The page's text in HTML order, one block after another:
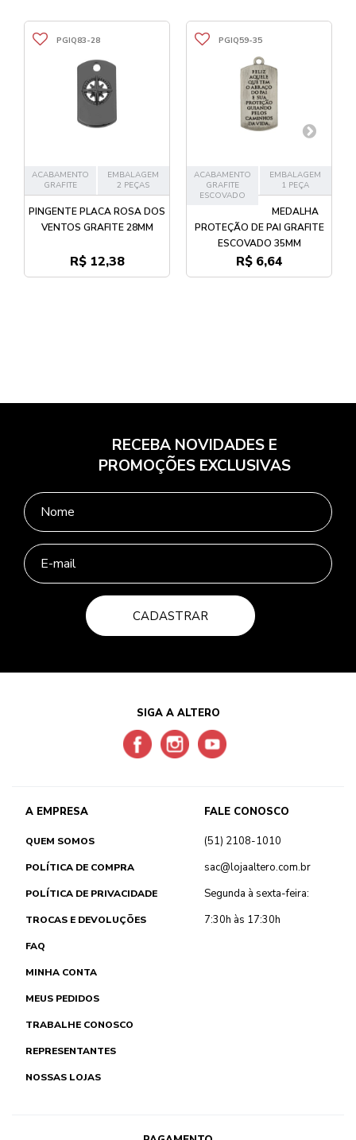
PGIQ83-28
ACABAMENTO
GRAFITE
EMBALAGEM
2 PEÇAS
PINGENTE PLACA ROSA DOS
VENTOS GRAFITE 28MM
R$ 12,38
PGIQ59-35
ACABAMENTO
GRAFITE
ESCOVADO
EMBALAGEM
1 PEÇA
MEDALHA
PROTEÇÃO DE PAI GRAFITE
ESCOVADO 35MM
R$ 6,64
RECEBA NOVIDADES E
PROMOÇÕES EXCLUSIVAS
CADASTRAR
SIGA A ALTERO
A EMPRESA
QUEM SOMOS
POLÍTICA DE COMPRA
POLÍTICA DE PRIVACIDADE
TROCAS E DEVOLUÇÕES
FAQ
MINHA CONTA
MEUS PEDIDOS
TRABALHE CONOSCO
REPRESENTANTES
NOSSAS LOJAS
FALE CONOSCO
(51) 2108-1010
sac@lojaaltero.com.br
Segunda à sexta-feira:
7:30h às 17:30h